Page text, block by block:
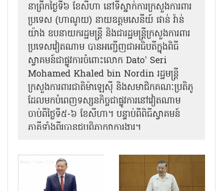
នា​ព្រឹកថ្ងៃទី៦ ខែសីហា នៅទីស្នាក់ការក្រសួងការពារ
ប្រទេស (ហាណូយ) នាយឧត្តមសេនីយ៍ ផាន់ វ៉ាន់
យ៉ាង ឧបនាយករដ្ឋមន្ត្រី និងជារដ្ឋមន្ត្រីក្រសួងការពារ
ប្រទេសវៀតណាម បានអញ្ជើញជាអធិបតីក្នុងពិធី
ស្វាគមន៍ជាផ្លូវការ​ចំពោះលោក Dato' Seri
Mohamed Khaled bin Nordin រដ្ឋមន្ត្រី
ក្រសួងការពារជាតិម៉ាឡេស៊ី និងសមាជិកគណៈប្រតិភូ
ដែលមកបំពេញទស្សនកិច្ចជាផ្លូវការនៅវៀតណាម
ចាប់ពីថ្ងៃទី៥-៦ ខែសីហា។ បន្ទាប់ពីពិធីស្វាគមន៍
ភាគីទាំងពីរបានជួបពិភាក្សាការងារ​។